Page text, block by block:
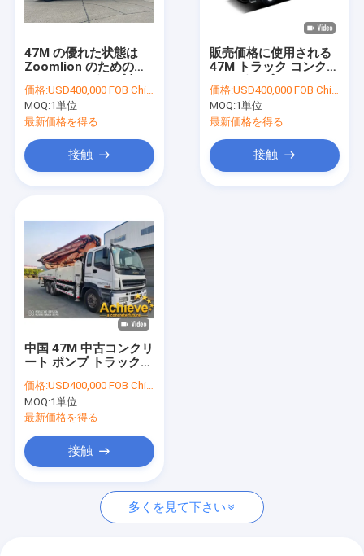
47M の優れた状態は
Zoomlion のためのコ
使用しました
価格:USD400,000 FOB China
MOQ:1単位
最新価格を得る
接触
販売価格に使用される
47M トラック コンクリ
ーツ
価格:USD400,000 FOB China
MOQ:1単位
最新価格を得る
接触
中国 47M 中古コンクリ
ート ポンプ トラック販
価格:USD400,000 FOB China
MOQ:1単位
最新価格を得る
接触
多くを見て下さい